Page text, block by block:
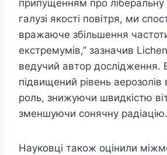
припущенням про ліберальну
галузі якості повітря, ми
вражаюче збільшення
екстремумів,” зазначив
ведучий автор дослідження.
підвищений рівень аерозолів
роль, знижуючи швидкістю
зменшуючи сонячну радіацію.
Науковці також оцінили